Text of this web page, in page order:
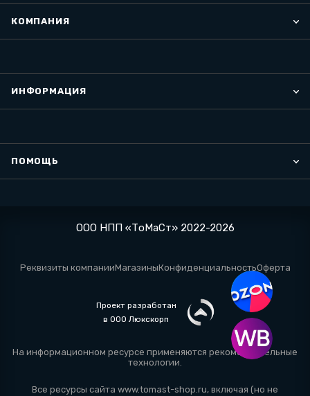
КОМПАНИЯ
ИНФОРМАЦИЯ
ПОМОЩЬ
ООО НПП «ТоМаСт» 2022-2026
Реквизиты компанииМагазиныКонфиденциальностьОферта
Проект разработан
в ООО Люкскорп
На информационном ресурсе применяются рекомендательные
технологии
Все ресурсы сайта www.tomast-shop.ru, включая (но не